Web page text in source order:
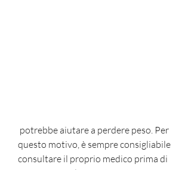
questo motivo, è sempre consigliabile
consultare il proprio medico prima di